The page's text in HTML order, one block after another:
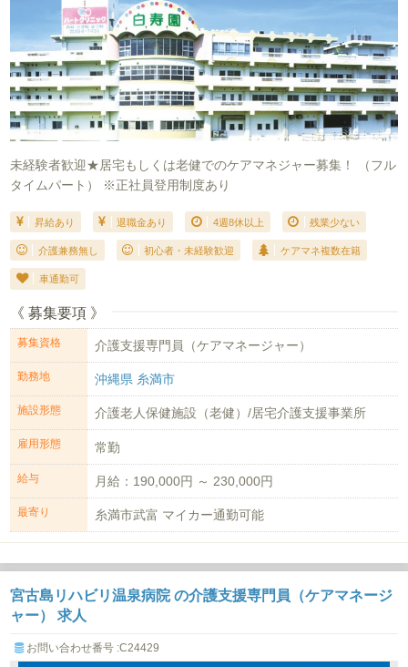
未経験者歓迎★居宅もしくは老健でのケアマネジャー募集！ （フル
タイムパート） ※正社員登用制度あり
昇給あり 退職金あり 4週8休以上 残業少ない
介護兼務無し 初心者・未経験歓迎 ケアマネ複数在籍
車通勤可
《 募集要項 》
募集資格 介護支援専門員（ケアマネージャー）
勤務地 沖縄県 糸満市
施設形態 介護老人保健施設（老健）/居宅介護支援事業所
雇用形態 常勤
給与 月給：190,000円 ～ 230,000円
最寄り 糸満市武富 マイカー通勤可能
宮古島リハビリ温泉病院 の介護支援専門員（ケアマネージ
ャー） 求人
お問い合わせ番号 :C24429